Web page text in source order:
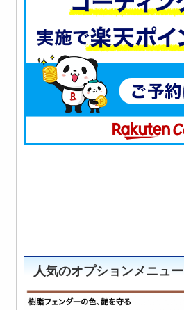
人気のオプションメニュー